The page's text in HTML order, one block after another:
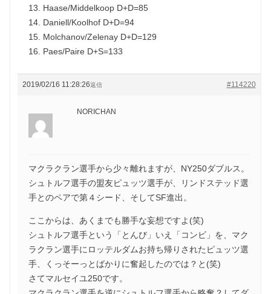
13. Haase/Middelkoop D+D=85
14. Daniell/Koolhof D+D=94
15. Molchanov/Zelenay D+D=129
16. Paes/Paire D+S=133
2019/02/16 11:28:26 #114220
返信
NORICHAN
マクラクラン選手から少々離れますが、NY250ダブルス。
シュトルフ選手の盟友ピュッツ選手が、リンドステッド選
手とのペアで第４シード、そしてSF進出。
ここからは、あくまでも勝手な妄想ですよ(笑)
シュトルフ選手という「とんび」いえ「コンビ」を、マク
ラクラン選手にロッテルダムお持ち帰りされたピュッツ選
手、くっそーっとばかりに奮起したのでは？と(笑)
さてマルセイユ250です。